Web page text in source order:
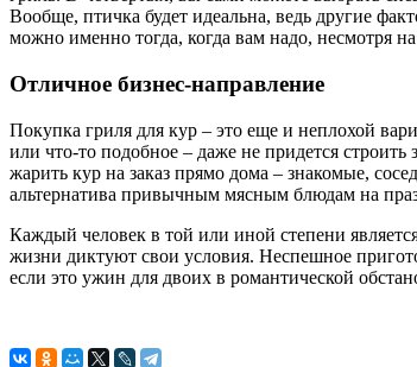
Вообще, птичка будет идеальна, ведь другие
можно именно тогда, когда вам надо, несмотря
Отличное бизнес-направление
Покупка гриля для кур – это еще и неплохой
или что-то подобное – даже не придется
жарить кур на заказ прямо дома – знакомые,
альтернатива привычным мясным блюдам на
Каждый человек в той или иной степени
жизни диктуют свои условия. Неспешное
если это ужин для двоих в романтической